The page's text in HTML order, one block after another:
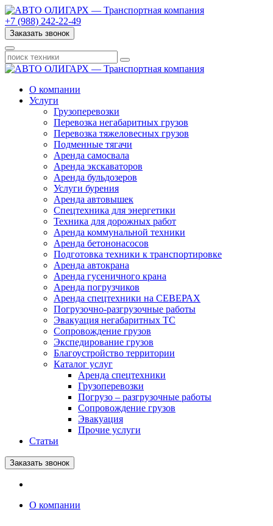
+7 (988) 242-22-49
Заказать звонок
О компании
Услуги
Грузоперевозки
Перевозка негабаритных грузов
Перевозка тяжеловесных грузов
Подменные тягачи
Аренда самосвала
Аренда экскаваторов
Аренда бульдозеров
Услуги бурения
Аренда автовышек
Спецтехника для энергетики
Техника для дорожных работ
Аренда коммунальной техники
Аренда бетононасосов
Подготовка техники к транспортировке
Аренда автокрана
Аренда гусеничного крана
Аренда погрузчиков
Аренда спецтехники на СЕВЕРАХ
Погрузочно-разгрузочные работы
Эвакуация негабаритных ТС
Сопровождение грузов
Экспедирование грузов
Благоустройство территории
Каталог услуг
Аренда спецтехники
Грузоперевозки
Погрузо – разгрузочные работы
Сопровождение грузов
Эвакуация
Прочие услуги
Статьи
Заказать звонок
О компании